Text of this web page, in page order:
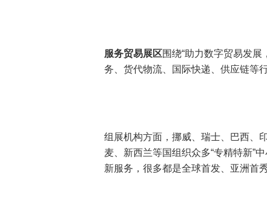
服务贸易展区围绕“助力数字贸易发
务、货代物流、国际快递、供应链等
组展机构方面，挪威、瑞士、巴西、
麦、新西兰等国组织众多“专精特新”
新服务，很多都是全球首发、亚洲首